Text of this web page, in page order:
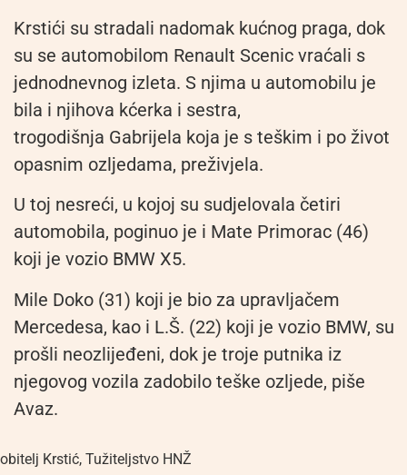
Krstići su stradali nadomak kućnog praga, dok
su se automobilom Renault Scenic vraćali s
jednodnevnog izleta. S njima u automobilu je
bila i njihova kćerka i sestra,
trogodišnja Gabrijela koja je s teškim i po život
opasnim ozljedama, preživjela.
U toj nesreći, u kojoj su sudjelovala četiri
automobila, poginuo je i Mate Primorac (46)
koji je vozio BMW X5.
Mile Doko (31) koji je bio za upravljačem
Mercedesa, kao i L.Š. (22) koji je vozio BMW, su
prošli neozlijeđeni, dok je troje putnika iz
njegovog vozila zadobilo teške ozljede, piše
Avaz.
obitelj Krstić, Tužiteljstvo HNŽ